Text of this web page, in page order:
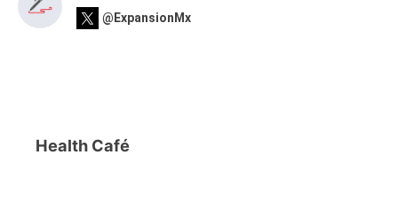
@ExpansionMx
Health Café